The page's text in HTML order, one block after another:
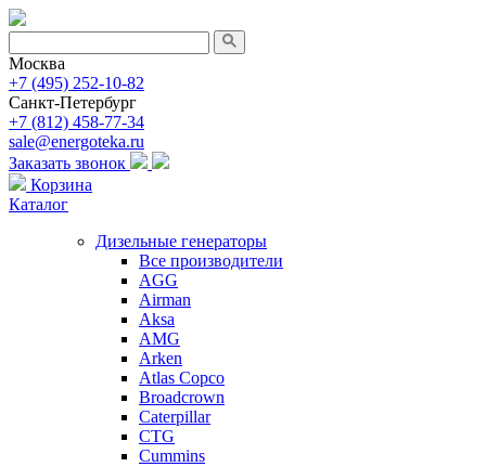
Москва
+7 (495) 252-10-82
Санкт-Петербург
+7 (812) 458-77-34
sale@energoteka.ru
Заказать звонок
Корзина
Каталог
Дизельные генераторы
Все производители
AGG
Airman
Aksa
AMG
Arken
Atlas Copco
Broadcrown
Caterpillar
CTG
Cummins